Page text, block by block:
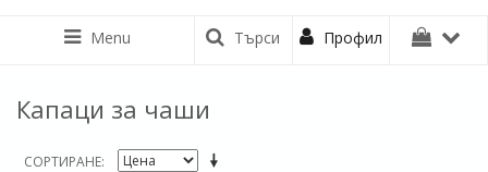
Menu Търси Профил
Капаци за чаши
СОРТИРАНЕ